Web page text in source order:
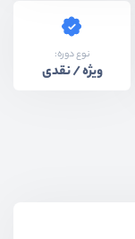
نوع دوره:
ویژه / نقدی